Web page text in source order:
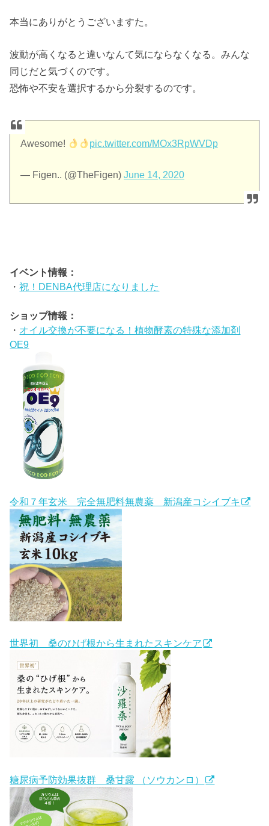
本当にありがとうございますた。
波動が高くなると違いなんて気にならなくなる。みんな
同じだと気づくのです。
恐怖や不安を選択するから分裂するのです。
Awesome! pic.twitter.com/MOx3RpWVDp
— Figen.. (@TheFigen)June 14, 2020
イベント情報：
・祝！DENBA代理店になりました
ショップ情報：
・ オイル交換が不要になる！植物酵素の特殊な添加剤
OE9
令和７年玄米 完全無肥料無農薬 新潟産コシイブキ
世界初 桑のひげ根から生まれたスキンケア
糖尿病予防効果抜群 桑甘露 （ソウカンロ）